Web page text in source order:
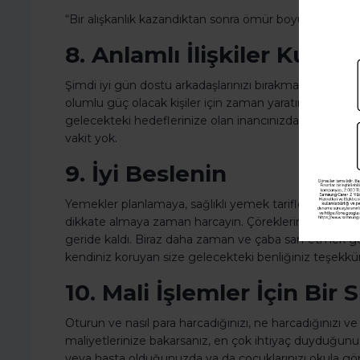
“Bir alışkanlık kazandıktan sonra ömür boyu sürer.”
8. Anlamlı İlişkiler Kurun
Şimdi iyi gün dostu arkadaşlarınızı bırakmanın
olumlu güç olacak kişiler için zaman yaratın.
gelecekteki hedeflerinize olan inancınızda
vakit yok.
9. İyi Beslenin
Yemekler planlamaya, sağlıklı yemek tarifleri
dikkate almaya zaman harcayın. Çöreklerin, cips
geride kaldı. Biraz daha zaman ve çaba sarf etmek
kendiniz koruyan size gelecekteki benliğiniz
10. Mali İşlemler İçin Bir
Oturun ve nasıl para harcadığınızı, ne
maliyetlerinize bakarsanız, en çok ihtiyaç